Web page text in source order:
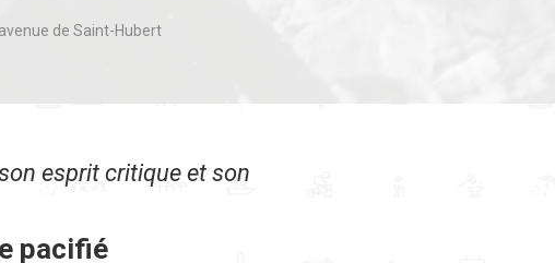
de Saint-Hubert
esprit critique et son
pacifié